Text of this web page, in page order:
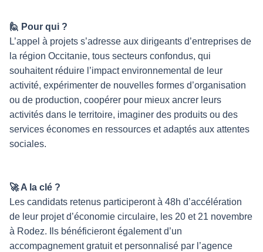
🙋 Pour qui ?
L’appel à projets s’adresse aux dirigeants d’entreprises de
la région Occitanie, tous secteurs confondus, qui
souhaitent réduire l’impact environnemental de leur
activité, expérimenter de nouvelles formes d’organisation
ou de production, coopérer pour mieux ancrer leurs
activités dans le territoire, imaginer des produits ou des
services économes en ressources ​et adaptés aux attentes
sociales.
🚀 A la clé ?
Les candidats retenus participeront à 48h d’accélération
de leur projet d’économie circulaire, les 20 et 21 novembre
à Rodez. Ils bénéficieront également d’un
accompagnement gratuit et personnalisé par l’agence